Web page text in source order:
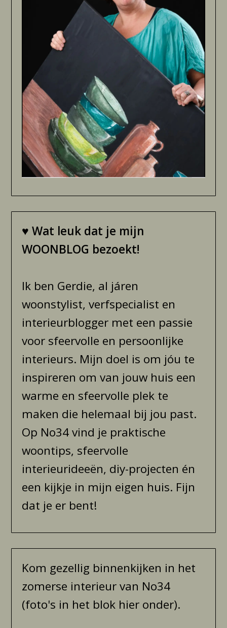
♥Wat leuk dat je mijn
WOONBLOG bezoekt!
Ik ben Gerdie, al járen
woonstylist, verfspecialist en
interieurblogger met een passie
voor sfeervolle en persoonlijke
interieurs. Mijn doel is om jóu te
inspireren om van jouw huis een
warme en sfeervolle plek te
maken die helemaal bij jou past.
Op No34 vind je praktische
woontips, sfeervolle
interieurideeën, diy-projecten én
een kijkje in mijn eigen huis. Fijn
dat je er bent!
Kom gezellig binnenkijken in het
zomerse interieur van No34
(foto's in het blok hier onder).